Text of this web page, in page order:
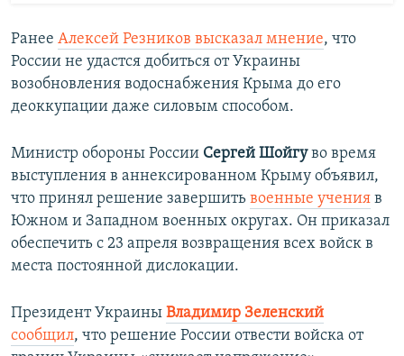
Ранее Алексей Резников высказал мнение, что
России не удастся добиться от Украины
возобновления водоснабжения Крыма до его
деоккупации даже силовым способом.
Министр обороны России Сергей Шойгуво время
выступления в аннексированном Крыму объявил,
что принял решение завершить военные учения в
Южном и Западном военных округах. Он приказал
обеспечить с 23 апреля возвращения всех войск в
места постоянной дислокации.
Президент Украины Владимир Зеленский
сообщил, что решение России отвести войска от